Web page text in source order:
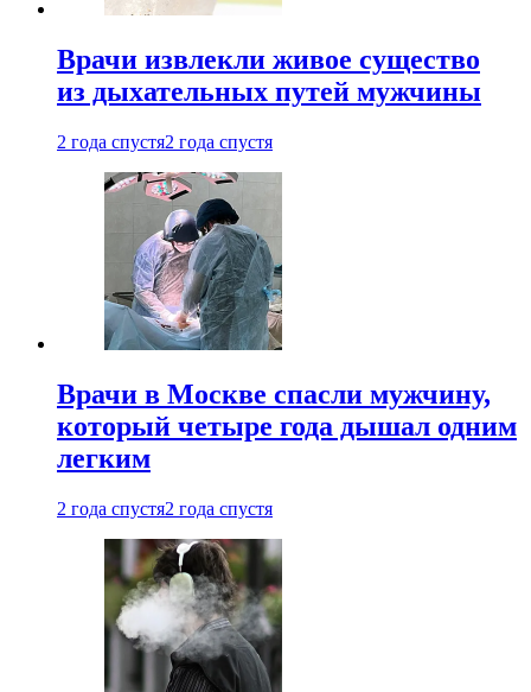
Врачи извлекли живое существо
из дыхательных путей мужчины
2 года спустя2 года спустя
Врачи в Москве спасли мужчину,
который четыре года дышал одним
легким
2 года спустя2 года спустя